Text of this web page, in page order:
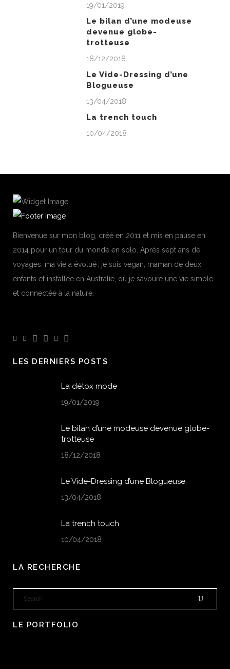
19/01/2019
Le bilan d’une modeuse
devenue globe-
trotteuse
18/12/2018
Le Vide-Dressing d’une
Blogueuse
13/04/2018
La trench touch
10/04/2018
Bienvenue sur mon blog, créé en 2011 et mis en pause en
2014 pour un tour du monde en solo. Après sept ans de
voyages, ma vie a évolué : je suis vegan, maman de deux
enfants et installée en Australie, où je savoure une vie simple
et connectée à la nature.
LES DERNIERS POSTS
La détox mode
19/01/2019
Le bilan d’une modeuse devenue globe-
trotteuse
18/12/2018
Le Vide-Dressing d’une Blogueuse
13/04/2018
La trench touch
10/04/2018
LA RECHERCHE
LE PORTFOLIO